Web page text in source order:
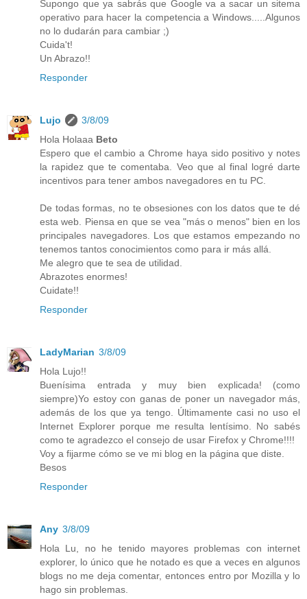
Supongo que ya sabrás que Google va a sacar un sitema
operativo para hacer la competencia a Windows.....Algunos
no lo dudarán para cambiar ;)
Cuida't!
Un Abrazo!!
Responder
Lujo
3/8/09
Hola Holaaa Beto
Espero que el cambio a Chrome haya sido positivo y notes
la rapidez que te comentaba. Veo que al final logré darte
incentivos para tener ambos navegadores en tu PC.
De todas formas, no te obsesiones con los datos que te dé
esta web. Piensa en que se vea "más o menos" bien en los
principales navegadores. Los que estamos empezando no
tenemos tantos conocimientos como para ir más allá.
Me alegro que te sea de utilidad.
Abrazotes enormes!
Cuidate!!
Responder
LadyMarian 3/8/09
Hola Lujo!!
Buenísima entrada y muy bien explicada! (como
siempre)Yo estoy con ganas de poner un navegador más,
además de los que ya tengo. Últimamente casi no uso el
Internet Explorer porque me resulta lentísimo. No sabés
como te agradezco el consejo de usar Firefox y Chrome!!!!
Voy a fijarme cómo se ve mi blog en la página que diste.
Besos
Responder
Any 3/8/09
Hola Lu, no he tenido mayores problemas con internet
explorer, lo único que he notado es que a veces en algunos
blogs no me deja comentar, entonces entro por Mozilla y lo
hago sin problemas.